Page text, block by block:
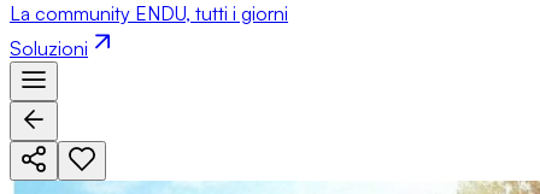
La community ENDU, tutti i giorni
Soluzioni